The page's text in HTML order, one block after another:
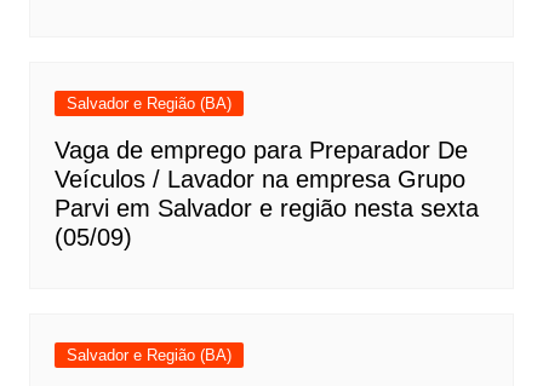
Salvador e Região (BA)
Vaga de emprego para Preparador De
Veículos / Lavador na empresa Grupo
Parvi em Salvador e região nesta sexta
(05/09)
Salvador e Região (BA)